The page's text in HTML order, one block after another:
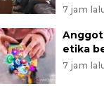
7 jam
etika
7 jam